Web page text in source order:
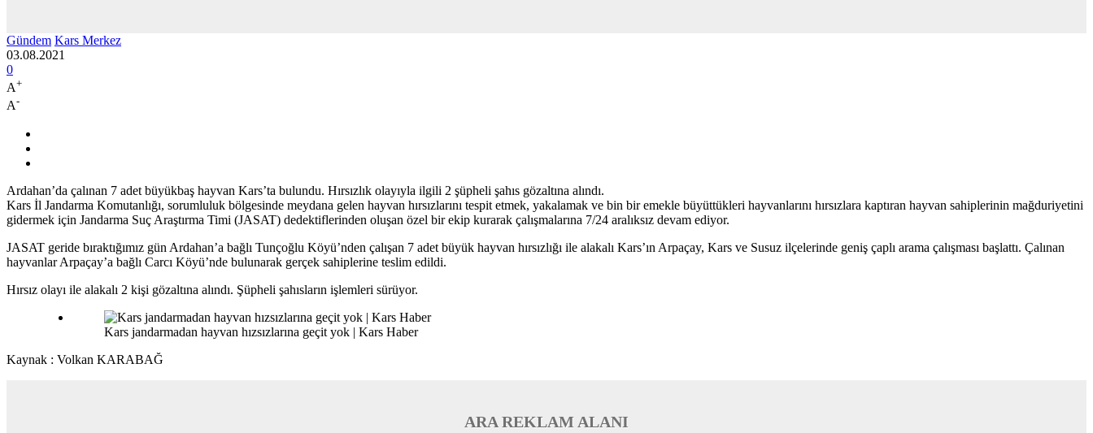
Gündem Kars Merkez
03.08.2021
0
A+
A-
Ardahan’da çalınan 7 adet büyükbaş hayvan Kars’ta bulundu. Hırsızlık olayıyla ilgili 2 şüpheli şahıs gözaltına alındı.
Kars İl Jandarma Komutanlığı, sorumluluk bölgesinde meydana gelen hayvan hırsızlarını tespit etmek, yakalamak ve bin bir emekle büyüttükleri hayvanlarını hırsızlara kaptıran hayvan sahiplerinin mağduriyetini
gidermek için Jandarma Suç Araştırma Timi (JASAT) dedektiflerinden oluşan özel bir ekip kurarak çalışmalarına 7/24 aralıksız devam ediyor.
JASAT geride bıraktığımız gün Ardahan’a bağlı Tunçoğlu Köyü’nden çalışan 7 adet büyük hayvan hırsızlığı ile alakalı Kars’ın Arpaçay, Kars ve Susuz ilçelerinde geniş çaplı arama çalışması başlattı. Çalınan
hayvanlar Arpaçay’a bağlı Carcı Köyü’nde bulunarak gerçek sahiplerine teslim edildi.
Hırsız olayı ile alakalı 2 kişi gözaltına alındı. Şüpheli şahısların işlemleri sürüyor.
Kars jandarmadan hayvan hızsızlarına geçit yok | Kars Haber
Kaynak : Volkan KARABAĞ
ARA REKLAM ALANI